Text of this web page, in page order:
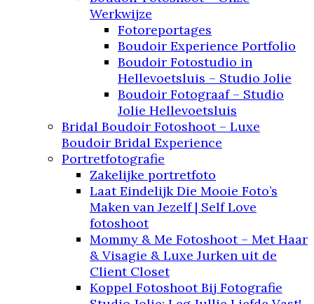
Werkwijze
Fotoreportages
Boudoir Experience Portfolio
Boudoir Fotostudio in
Hellevoetsluis – Studio Jolie
Boudoir Fotograaf – Studio
Jolie Hellevoetsluis
Bridal Boudoir Fotoshoot – Luxe
Boudoir Bridal Experience
Portretfotografie
Zakelijke portretfoto
Laat Eindelijk Die Mooie Foto’s
Maken van Jezelf | Self Love
fotoshoot
Mommy & Me Fotoshoot – Met Haar
& Visagie & Luxe Jurken uit de
Client Closet
Koppel Fotoshoot Bij Fotografie